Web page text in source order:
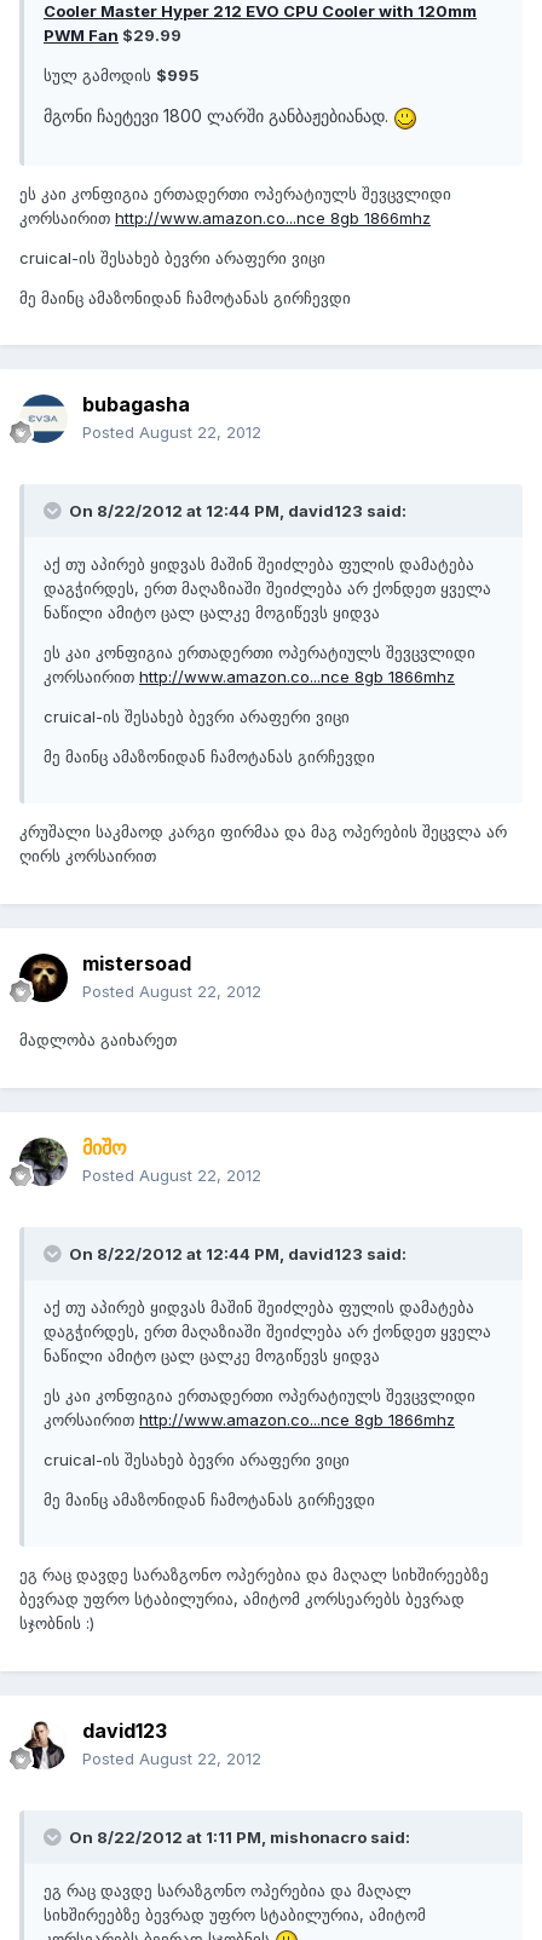
Cooler Master Hyper 212 EVO CPU Cooler with 120mm
PWM Fan $29.99
სულ გამოდის $995
მგონი ჩაეტევი 1800 ლარში განბაჟებიანად.
ეს კაი კონფიგია ერთადერთი ოპერატიულს შევცვლიდი
კორსაირით http://www.amazon.co...nce 8gb 1866mhz
cruical-ის შესახებ ბევრი არაფერი ვიცი
მე მაინც ამაზონიდან ჩამოტანას გირჩევდი
bubagasha
Posted August 22, 2012
On 8/22/2012 at 12:44 PM, david123 said:
აქ თუ აპირებ ყიდვას მაშინ შეიძლება ფულის დამატება
დაგჭირდეს, ერთ მაღაზიაში შეიძლება არ ქონდეთ ყველა
ნაწილი ამიტო ცალ ცალკე მოგიწევს ყიდვა
ეს კაი კონფიგია ერთადერთი ოპერატიულს შევცვლიდი
კორსაირით http://www.amazon.co...nce 8gb 1866mhz
cruical-ის შესახებ ბევრი არაფერი ვიცი
მე მაინც ამაზონიდან ჩამოტანას გირჩევდი
კრუშალი საკმაოდ კარგი ფირმაა და მაგ ოპერების შეცვლა არ
ღირს კორსაირით
mistersoad
Posted August 22, 2012
მადლობა გაიხარეთ
მიშო
Posted August 22, 2012
On 8/22/2012 at 12:44 PM, david123 said:
აქ თუ აპირებ ყიდვას მაშინ შეიძლება ფულის დამატება
დაგჭირდეს, ერთ მაღაზიაში შეიძლება არ ქონდეთ ყველა
ნაწილი ამიტო ცალ ცალკე მოგიწევს ყიდვა
ეს კაი კონფიგია ერთადერთი ოპერატიულს შევცვლიდი
კორსაირით http://www.amazon.co...nce 8gb 1866mhz
cruical-ის შესახებ ბევრი არაფერი ვიცი
მე მაინც ამაზონიდან ჩამოტანას გირჩევდი
ეგ რაც დავდე სარაზგონო ოპერებია და მაღალ სიხშირეებზე
ბევრად უფრო სტაბილურია, ამიტომ კორსეარებს ბევრად
სჯობნის :)
david123
Posted August 22, 2012
On 8/22/2012 at 1:11 PM, mishonacro said:
ეგ რაც დავდე სარაზგონო ოპერებია და მაღალ
სიხშირეებზე ბევრად უფრო სტაბილურია, ამიტომ